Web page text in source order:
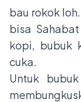
bau rokok
bisa
kopi, bubuk
cuka.
Untuk